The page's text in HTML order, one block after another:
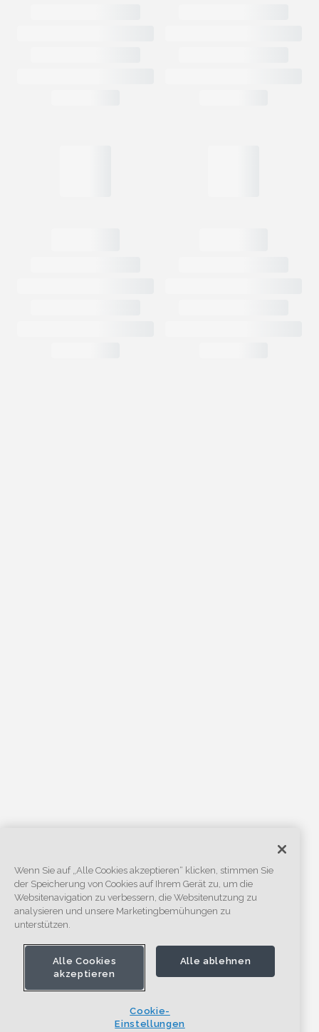
Wenn Sie auf „Alle Cookies akzeptieren“ klicken, stimmen Sie
der Speicherung von Cookies auf Ihrem Gerät zu, um die
Websitenavigation zu verbessern, die Websitenutzung zu
analysieren und unsere Marketingbemühungen zu
unterstützen.
Alle Cookies
akzeptieren
Alle ablehnen
Cookie-
Einstellungen